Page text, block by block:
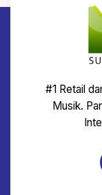
#1 Retail
Musik.